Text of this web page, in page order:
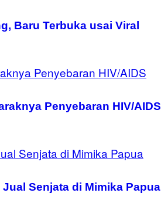
Baru Terbuka usai Viral
Penyebaran HIV/AIDS
Senjata di Mimika Papua